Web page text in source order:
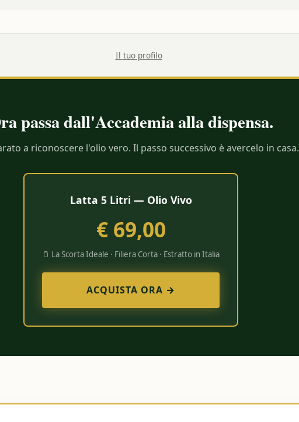
Il tuo profilo
passa dall'Accademia alla dispensa.
a riconoscere l'olio vero. Il passo successivo è avercelo in casa.
Latta 5 Litri — Olio Vivo
€ 69,00
🫙 La Scorta Ideale · Filiera Corta · Estratto in Italia
ACQUISTA ORA →